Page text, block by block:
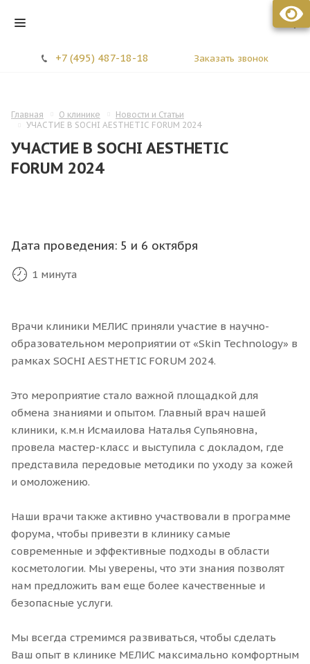
+7 (495) 487-18-18 Заказать звонок
Главная О клинике
Новости и Статьи
УЧАСТИЕ В SOCHI AESTHETIC FORUM 2024
УЧАСТИЕ В SOCHI AESTHETIC
FORUM 2024
Дата проведения: 5 и 6 октября
1 минута
Врачи клиники МЕЛИС приняли участие в научно-
образовательном мероприятии от «Skin Technology» в
рамках SOCHI AESTHETIC FORUM 2024.
Это мероприятие стало важной площадкой для
обмена знаниями и опытом. Главный врач нашей
клиники, к.м.н Исмаилова Наталья Супьяновна,
провела мастер-класс и выступила с докладом, где
представила передовые методики по уходу за кожей
и омоложению.
Наши врачи также активно участвовали в программе
форума, чтобы привезти в клинику самые
современные и эффективные подходы в области
косметологии. Мы уверены, что эти знания позволят
нам предложить вам еще более качественные и
безопасные услуги.
Мы всегда стремимся развиваться, чтобы сделать
Ваш опыт в клинике МЕЛИС максимально комфортным